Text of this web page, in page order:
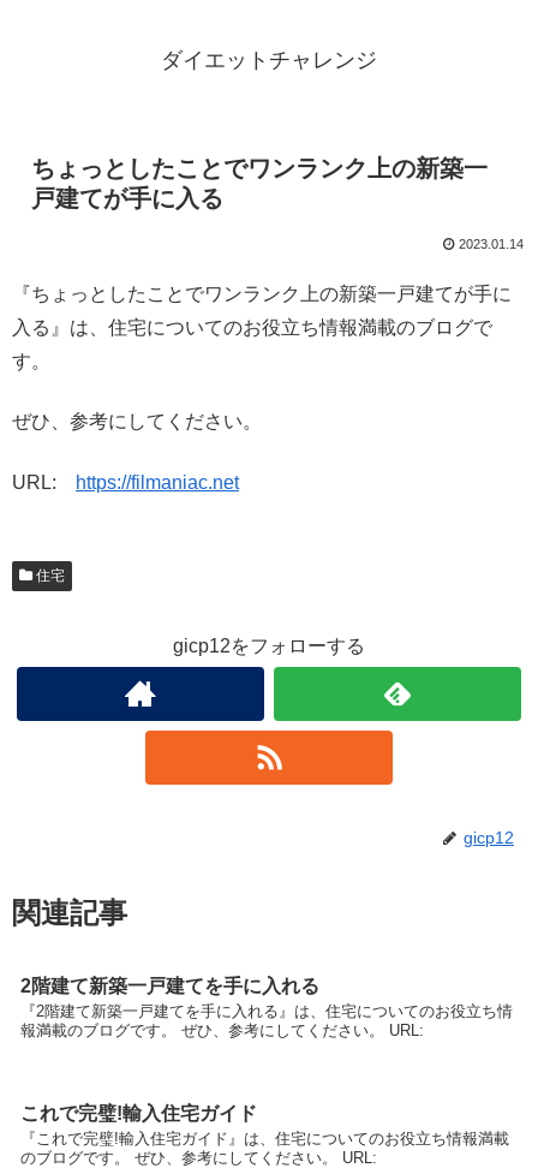
ダイエットチャレンジ
ちょっとしたことでワンランク上の新築一
戸建てが手に入る
2023.01.14
『ちょっとしたことでワンランク上の新築一戸建てが手に
入る』は、住宅についてのお役立ち情報満載のブログで
す。
ぜひ、参考にしてください。
URL: https://filmaniac.net
住宅
gicp12をフォローする
gicp12
関連記事
2階建て新築一戸建てを手に入れる
『2階建て新築一戸建てを手に入れる』は、住宅についてのお役立ち情
報満載のブログです。 ぜひ、参考にしてください。 URL:
これで完璧!輸入住宅ガイド
『これで完璧!輸入住宅ガイド』は、住宅についてのお役立ち情報満載
のブログです。 ぜひ、参考にしてください。 URL: